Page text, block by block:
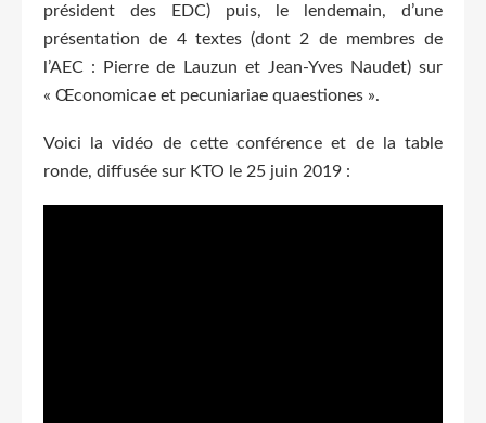
président des EDC) puis, le lendemain, d’une
présentation de 4 textes (dont 2 de membres de
l’AEC : Pierre de Lauzun et Jean-Yves Naudet) sur
« Œconomicae et pecuniariae quaestiones ».
Voici la vidéo de cette conférence et de la table
ronde, diffusée sur KTO le 25 juin 2019 :